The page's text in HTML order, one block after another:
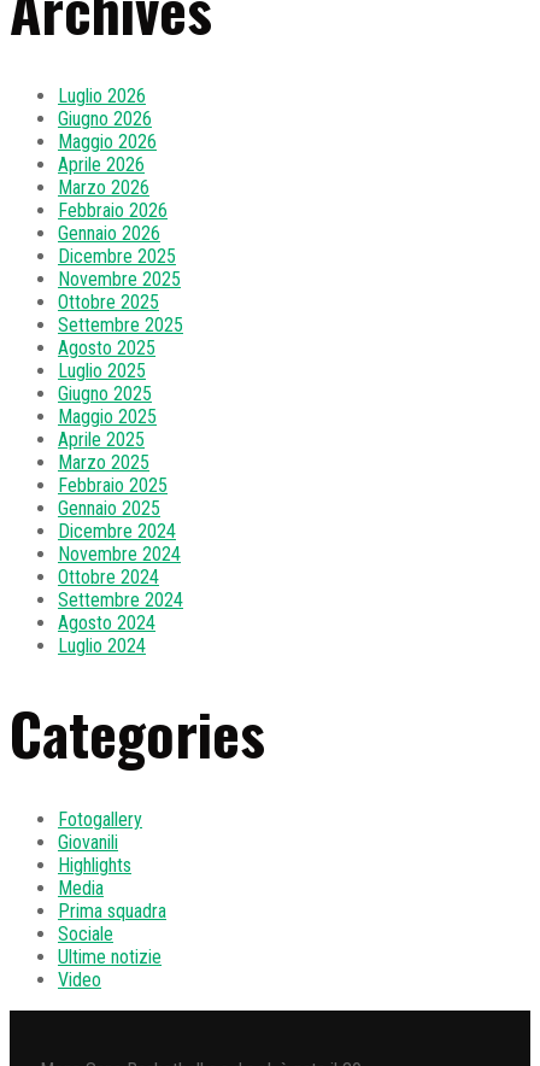
Luglio 2026
Giugno 2026
Maggio 2026
Aprile 2026
Marzo 2026
Febbraio 2026
Gennaio 2026
Dicembre 2025
Novembre 2025
Ottobre 2025
Settembre 2025
Agosto 2025
Luglio 2025
Giugno 2025
Maggio 2025
Aprile 2025
Marzo 2025
Febbraio 2025
Gennaio 2025
Dicembre 2024
Novembre 2024
Ottobre 2024
Settembre 2024
Agosto 2024
Luglio 2024
Categories
Fotogallery
Giovanili
Highlights
Media
Prima squadra
Sociale
Ultime notizie
Video